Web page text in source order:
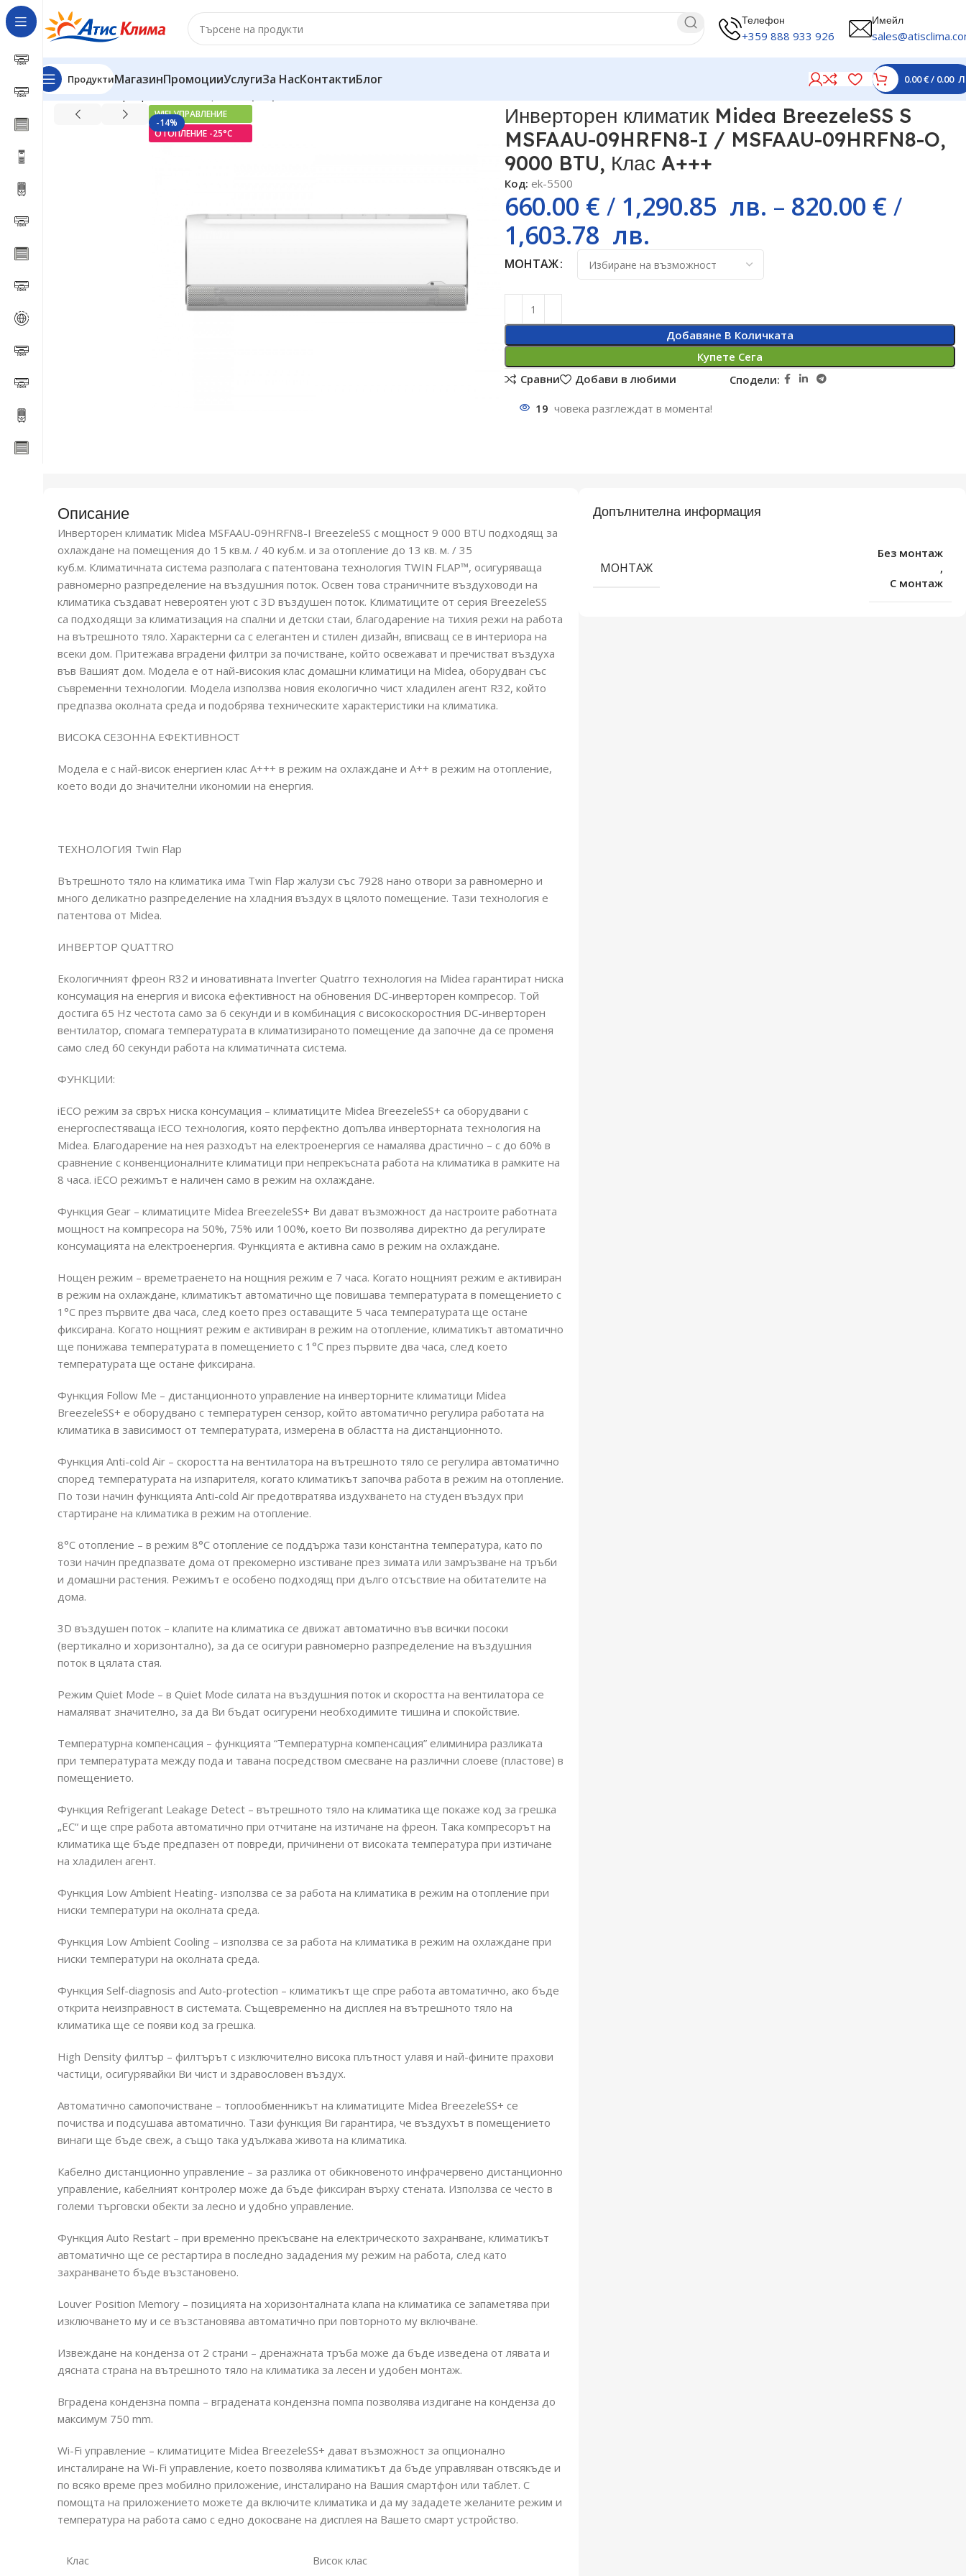
Телефон
+359 888 933 926
Имейл
ПродуктиМагазинПромоцииУслугиЗа НасКонтактиБлог 0.00€/ 0.00
Начало Инверторни климатици
WIFI УПРАВЛЕНИЕ
ОТОПЛЕНИЕ -25°С
-14%
Инверторен климатик Midea BreezeleSS S
MSFAAU-09HRFN8-I / MSFAAU-09HRFN8-O,
9000 BTU, Клас A+++
Код: ek-5500
660.00 €/ 1,290.85 лв. – 820.00 €/
1,603.78 лв.
МОНТАЖ
Добавяне В Количката
Купете Сега
Сравни
Добави в любими Сподели:
19 човека разглеждат в момента!
Описание
Инверторен климатик Midea MSFAAU-09HRFN8-I BreezeleSS с мощност 9 000 BTU подходящ за
охлаждане на помещения до 15 кв.м. / 40 куб.м. и за отопление до 13 кв. м. / 35
куб.м. Климатичната система разполага с патентована технология TWIN FLAP™, осигуряваща
равномерно разпределение на въздушния поток. Освен това страничните въздуховоди на
климатика създават невероятен уют с 3D въздушен поток. Климатиците от серия BreezeleSS
са подходящи за климатизация на спални и детски стаи, благодарение на тихия режи на работа
на вътрешното тяло. Характерни са с елегантен и стилен дизайн, вписващ се в интериора на
всеки дом. Притежава вградени филтри за почистване, който освежават и пречистват въздуха
във Вашият дом. Модела е от най-високия клас домашни климатици на Midea, оборудван със
съвременни технологии. Модела използва новия екологично чист хладилен агент R32, който
предпазва околната среда и подобрява техническите характеристики на климатика.
ВИСОКА СЕЗОННА ЕФЕКТИВНОСТ
Модела е с най-висок енергиен клас А+++ в режим на охлаждане и А++ в режим на отопление,
което води до значителни икономии на енергия.
ТЕХНОЛОГИЯ Twin Flap
Вътрешното тяло на климатика има Twin Flap жалузи със 7928 нано отвори за равномерно и
много деликатно разпределение на хладния въздух в цялото помещение. Тази технология е
патентова от Midea.
ИНВЕРТОР QUATTRO
Екологичният фреон R32 и иновативната Inverter Quatrro технология на Midea гарантират ниска
консумация на енергия и висока ефективност на обновения DC-инверторен компресор. Той
достига 65 Hz честота само за 6 секунди и в комбинация с високоскоростния DC-инверторен
вентилатор, спомага температурата в климатизираното помещение да започне да се променя
само след 60 секунди работа на климатичната система.
ФУНКЦИИ:
iECO режим за свръх ниска консумация – климатиците Midea BreezeleSS+ са оборудвани с
енергоспестяваща iECO технология, която перфектно допълва инверторната технология на
Midea. Благодарение на нея разходът на електроенергия се намалява драстично – с до 60% в
сравнение с конвенционалните климатици при непрекъсната работа на климатика в рамките на
8 часа. iECO режимът е наличен само в режим на охлаждане.
Функция Gear – климатиците Midea BreezeleSS+ Ви дават възможност да настроите работната
мощност на компресора на 50%, 75% или 100%, което Ви позволява директно да регулирате
консумацията на електроенергия. Функцията е активна само в режим на охлаждане.
Нощен режим – времетраенето на нощния режим е 7 часа. Когато нощният режим е активиран
в режим на охлаждане, климатикът автоматично ще повишава температурата в помещението с
1°C през първите два часа, след което през оставащите 5 часа температурата ще остане
фиксирана. Когато нощният режим е активиран в режим на отопление, климатикът автоматично
ще понижава температурата в помещението с 1°C през първите два часа, след което
температурата ще остане фиксирана.
Функция Follow Me – дистанционното управление на инверторните климатици Midea
BreezeleSS+ е оборудвано с температурен сензор, който автоматично регулира работата на
климатика в зависимост от температурата, измерена в областта на дистанционното.
Функция Anti-cold Air – скоростта на вентилатора на вътрешното тяло се регулира автоматично
според температурата на изпарителя, когато климатикът започва работа в режим на отопление.
По този начин функцията Anti-cold Air предотвратява издухването на студен въздух при
стартиране на климатика в режим на отопление.
8°C отопление – в режим 8°C отопление се поддържа тази константна температура, като по
този начин предпазвате дома от прекомерно изстиване през зимата или замръзване на тръби
и домашни растения. Режимът е особено подходящ при дълго отсъствие на обитателите на
дома.
3D въздушен поток – клапите на климатика се движат автоматично във всички посоки
(вертикално и хоризонтално), за да се осигури равномерно разпределение на въздушния
поток в цялата стая.
Режим Quiet Mode – в Quiet Mode силата на въздушния поток и скоростта на вентилатора се
намаляват значително, за да Ви бъдат осигурени необходимите тишина и спокойствие.
Температурна компенсация – функцията “Температурна компенсация” елиминира разликата
при температурата между пода и тавана посредством смесване на различни слоеве (пластове) в
помещението.
Функция Refrigerant Leakage Detect – вътрешното тяло на климатика ще покаже код за грешка
„EC“ и ще спре работа автоматично при отчитане на изтичане на фреон. Така компресорът на
климатика ще бъде предпазен от повреди, причинени от високата температура при изтичане
на хладилен агент.
Функция Low Ambient Heating- използва се за работа на климатика в режим на отопление при
ниски температури на околната среда.
Функция Low Ambient Cooling – използва се за работа на климатика в режим на охлаждане при
ниски температури на околната среда.
Функция Self-diagnosis and Auto-protection – климатикът ще спре работа автоматично, ако бъде
открита неизправност в системата. Същевременно на дисплея на вътрешното тяло на
климатика ще се появи код за грешка.
High Density филтър – филтърът с изключително висока плътност улавя и най-фините прахови
частици, осигурявайки Ви чист и здравословен въздух.
Автоматично самопочистване – топлообменникът на климатиците Midea BreezeleSS+ се
почиства и подсушава автоматично. Тази функция Ви гарантира, че въздухът в помещението
винаги ще бъде свеж, а също така удължава живота на климатика.
Кабелно дистанционно управление – за разлика от обикновеното инфрачервено дистанционно
управление, кабелният контролер може да бъде фиксиран върху стената. Използва се често в
големи търговски обекти за лесно и удобно управление.
Функция Auto Restart – при временно прекъсване на електрическото захранване, климатикът
автоматично ще се рестартира в последно зададения му режим на работа, след като
захранването бъде възстановено.
Louver Position Memory – позицията на хоризонталната клапа на климатика се запаметява при
изключването му и се възстановява автоматично при повторното му включване.
Извеждане на конденза от 2 страни – дренажната тръба може да бъде изведена от лявата и
дясната страна на вътрешното тяло на климатика за лесен и удобен монтаж.
Вградена кондензна помпа – вградената кондензна помпа позволява издигане на конденза до
максимум 750 mm.
Wi-Fi управление – климатиците Midea BreezeleSS+ дават възможност за опционално
инсталиране на Wi-Fi управление, което позволява климатикът да бъде управляван отвсякъде и
по всяко време през мобилно приложение, инсталирано на Вашия смартфон или таблет. С
помощта на приложението можете да включите климатика и да му зададете желаните режим и
температура на работа само с едно докосване на дисплея на Вашето смарт устройство.
Клас Висок клас
Допълнителна информация
МОНТАЖ
Без монтаж
,
С монтаж